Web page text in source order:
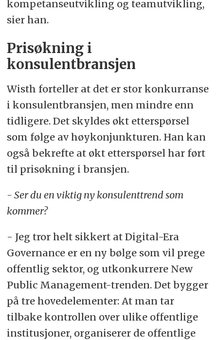
kompetanseutvikling og teamutvikling,
sier han.
Prisøkning i
konsulentbransjen
Wisth forteller at det er stor konkurranse
i konsulentbransjen, men mindre enn
tidligere. Det skyldes økt etterspørsel
som følge av høykonjunkturen. Han kan
også bekrefte at økt etterspørsel har ført
til prisøkning i bransjen.
- Ser du en viktig ny konsulenttrend som
kommer?
- Jeg tror helt sikkert at Digital-Era
Governance er en ny bølge som vil prege
offentlig sektor, og utkonkurrere New
Public Management-trenden. Det bygger
på tre hovedelementer: At man tar
tilbake kontrollen over ulike offentlige
institusjoner, organiserer de offentlige